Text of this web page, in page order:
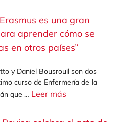
es una gran
aprender cómo se
en otros países”
y Daniel Bousrouil son dos
curso de Enfermería de la
que … Leer más